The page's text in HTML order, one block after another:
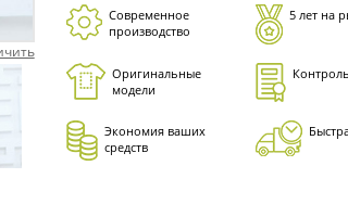
Современное
производство
5 лет на
Оригинальные
модели
Экономия ваших
средств